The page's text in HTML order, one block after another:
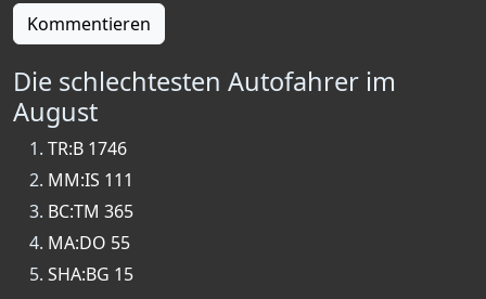
Kommentieren
Die schlechtesten Autofahrer im
August
TR:B 1746
MM:IS 111
BC:TM 365
MA:DO 55
SHA:BG 15